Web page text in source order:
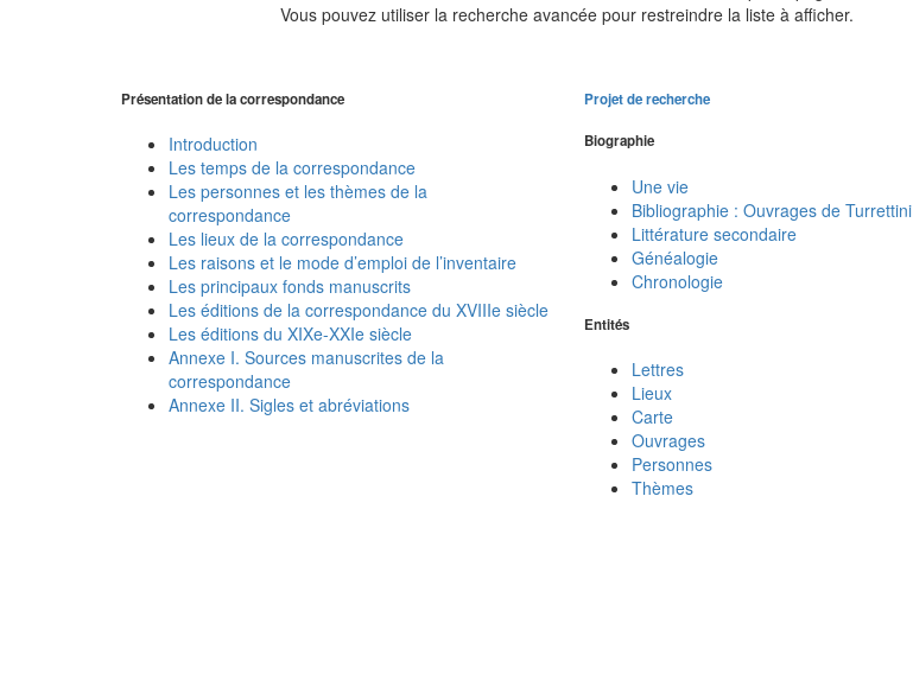
Vous pouvez utiliser la recherche avancée pour restreindre la liste à afficher.
Présentation de la correspondance
Introduction
Les temps de la correspondance
Les personnes et les thèmes de la
correspondance
Les lieux de la correspondance
Les raisons et le mode d’emploi de l’inventaire
Les principaux fonds manuscrits
Les éditions de la correspondance du XVIIIe siècle
Les éditions du XIXe-XXIe siècle
Annexe I. Sources manuscrites de la
correspondance
Annexe II. Sigles et abréviations
Projet de recherche
Biographie
Une vie
Bibliographie : Ouvrages de Turrettini
Littérature secondaire
Généalogie
Chronologie
Entités
Lettres
Lieux
Carte
Ouvrages
Personnes
Thèmes